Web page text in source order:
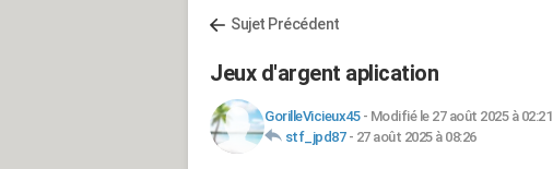
Sujet Précédent
Jeux d'argent aplication
GorilleVicieux45- Modifié le 27 août 2025 à 02:21
stf_jpd87- 27 août 2025 à 08:26